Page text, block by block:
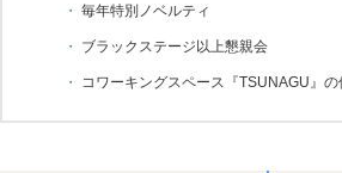
毎年特別ノベルティ
ブラックステージ以上懇親会
コワーキングスペース『TSUNAGU』の